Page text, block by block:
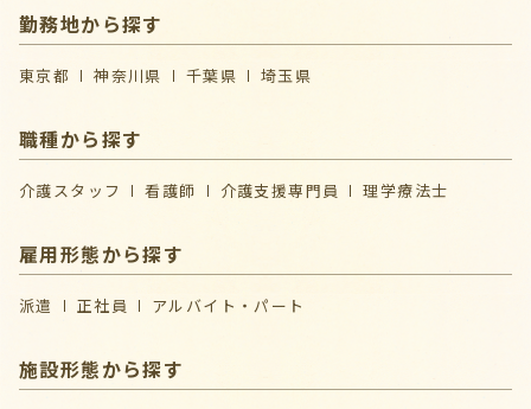
勤務地から探す
東京都 神奈川県 千葉県 埼玉県
職種から探す
介護スタッフ 看護師 介護支援専門員 理学療法士
雇用形態から探す
派遣 正社員 アルバイト・パート
施設形態から探す